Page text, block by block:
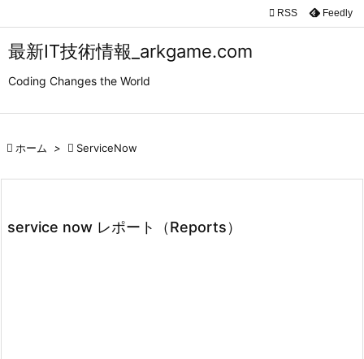
最新IT技術情報_arkgame.com
Coding Changes the World


 RSS Feedly
 ホーム >  ServiceNow
service now レポート（Reports）